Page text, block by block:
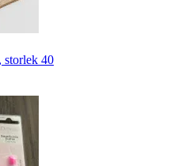
storlek 40